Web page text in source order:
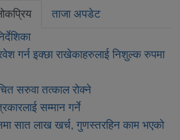
ताजा अपडेट
गर्न इक्छा राखेकाहरुलाई निशुल्क रुपमा
सरुवा तत्काल रोक्ने
सम्मान गर्ने
सात लाख खर्च, गुणस्तरहिन काम भएको